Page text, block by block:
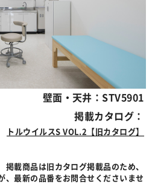
壁面・天井：STV5901
掲載カタログ：
トルウイルスS VOL.2【旧カタログ】
掲載商品は旧カタログ掲載品のため、
、最新の品番をお問合せくださいませ